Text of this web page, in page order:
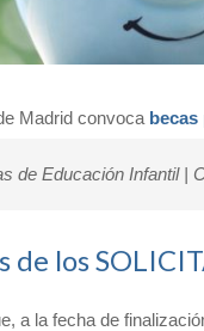
Madrid convoca
de Educación Infantil |
de los
a la fecha de